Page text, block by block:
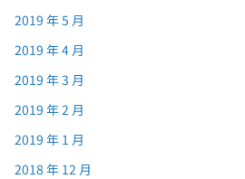
2019 年 5 月
2019 年 4 月
2019 年 3 月
2019 年 2 月
2019 年 1 月
2018 年 12 月